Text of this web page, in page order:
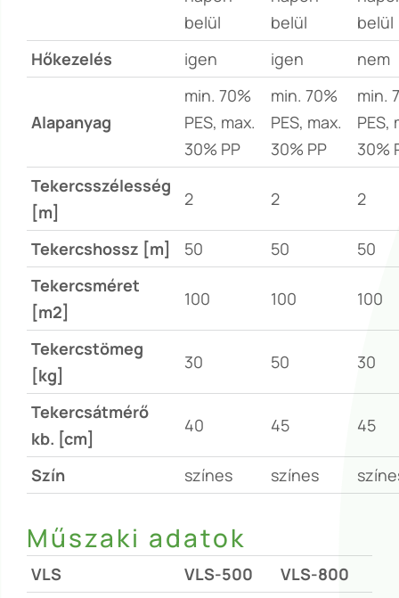
belül
belül
belül
Hőkezelés
igen igen nem
Alapanyag
min. 70%
PES, max.
30% PP
min. 70%
PES, max.
30% PP
min.
PES,
30%
Tekercsszélesség
[m]
2 2 2
Tekercshossz [m] 50 50
50
Tekercsméret
[m2]
100 100 100
Tekercstömeg
[kg]
30 50 30
Tekercsátmérő
kb. [cm]
40 45 45
Szín színes színes
Műszaki adatok
VLS VLS-500
VLS-800